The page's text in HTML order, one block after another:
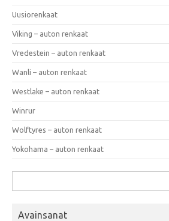
Uusiorenkaat
Viking – auton renkaat
Vredestein – auton renkaat
Wanli – auton renkaat
Westlake – auton renkaat
Winrur
Wolftyres – auton renkaat
Yokohama – auton renkaat
Avainsanat